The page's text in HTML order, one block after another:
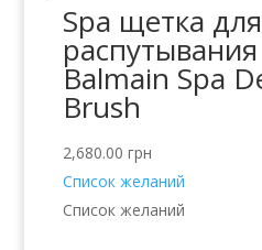
Spa щетка для
Balmain Spa
Brush
2,680.00 грн
Список желаний
Список желаний